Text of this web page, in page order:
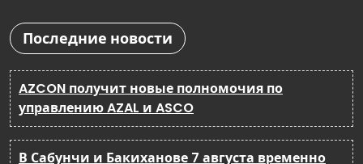
Последние новости
AZCON получит новые полномочия по
управлению AZAL и ASCO
В Сабунчи и Бакиханове 7 августа временно